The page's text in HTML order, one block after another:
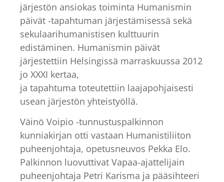
järjestön ansiokas toiminta Humanismin
päivät -tapahtuman järjestämisessä sekä
sekulaarihumanistisen kulttuurin
edistäminen. Humanismin päivät
järjestettiin Helsingissä marraskuussa 2012
jo XXXI kertaa,
ja tapahtuma toteutettiin laajapohjaisesti
usean järjestön yhteistyöllä.
Väinö Voipio -tunnustuspalkinnon
kunniakirjan otti vastaan Humanistiliiton
puheenjohtaja, opetusneuvos Pekka Elo.
Palkinnon luovuttivat Vapaa-ajattelijain
puheenjohtaja Petri Karisma ja pääsihteeri